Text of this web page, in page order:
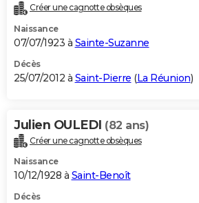
Créer une cagnotte obsèques
Naissance
07/07/1923 à Sainte-Suzanne
Décès
25/07/2012 à Saint-Pierre (La Réunion)
Julien OULEDI (82 ans)
Créer une cagnotte obsèques
Naissance
10/12/1928 à Saint-Benoît
Décès